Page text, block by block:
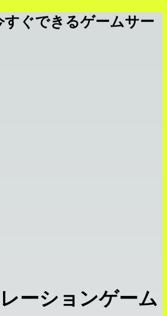
すぐできるゲームサー
ーションゲーム